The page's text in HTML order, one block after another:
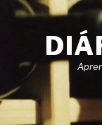
Pular